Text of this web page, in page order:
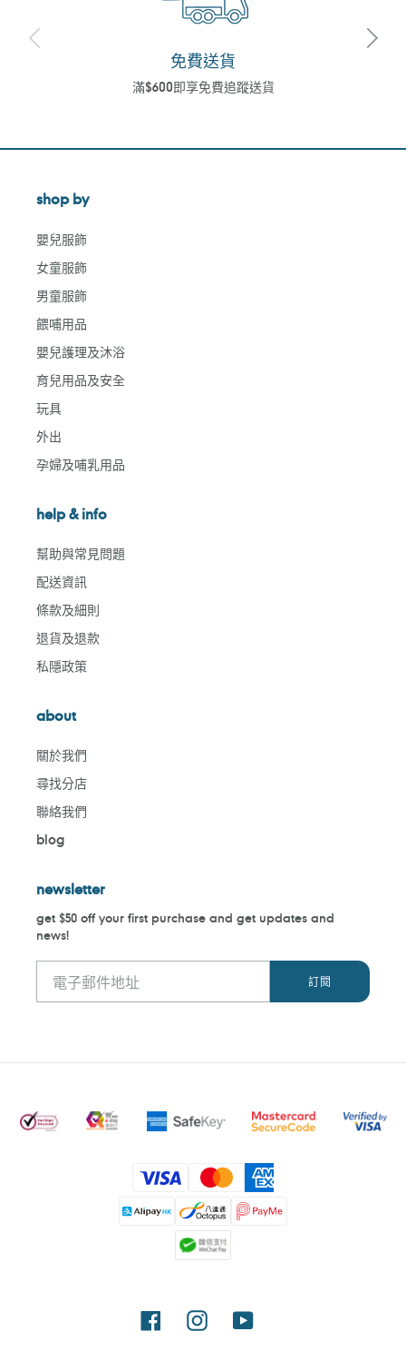
免費送貨
滿$600即享免費追蹤送貨
shop by
嬰兒服飾
女童服飾
男童服飾
餵哺用品
嬰兒護理及沐浴
育兒用品及安全
玩具
外出
孕婦及哺乳用品
help & info
幫助與常見問題
配送資訊
條款及細則
退貨及退款
私隱政策
about
關於我們
尋找分店
聯絡我們
blog
newsletter
get $50 off your first purchase and get updates and
news!
付
款
方
式
FacebookInstagramYouTube